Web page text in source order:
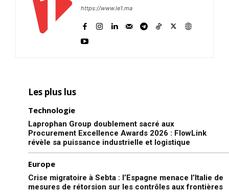
https://www.le1.ma
Les plus lus
Technologie
Laprophan Group doublement sacré aux
Procurement Excellence Awards 2026 : FlowLink
révèle sa puissance industrielle et logistique
Europe
Crise migratoire à Sebta : l’Espagne menace l’Italie de
mesures de rétorsion sur les contrôles aux frontières